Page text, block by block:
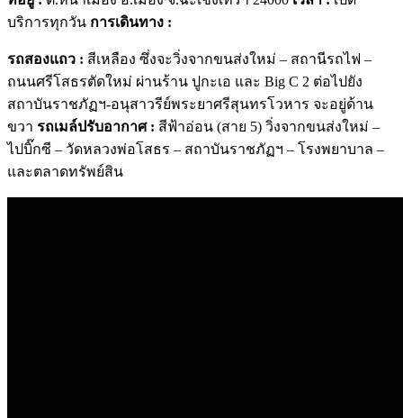
บริการทุกวัน การเดินทาง :
รถสองแถว : สีเหลือง ซึ่งจะวิ่งจากขนส่งใหม่ – สถานีรถไฟ –
ถนนศรีโสธรตัดใหม่ ผ่านร้าน ปูกะเอ และ Big C 2 ต่อไปยัง
สถาบันราชภัฏฯ-อนุสาวรีย์พระยาศรีสุนทรโวหาร จะอยู่ด้าน
ขวา รถเมล์ปรับอากาศ : สีฟ้าอ่อน (สาย 5) วิ่งจากขนส่งใหม่ –
ไปบิ๊กซี – วัดหลวงพ่อโสธร – สถาบันราชภัฏฯ – โรงพยาบาล –
และตลาดทรัพย์สิน